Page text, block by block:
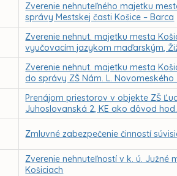
Zverenie nehnuteľného majetku
správy Mestskej časti Košice – Barca
Zverenie nehnut. majetku mesta
vyučovacím jazykom maďarským,
Zverenie nehnut. majetku mesta
do správy ZŠ Nám. L. Novomeského
Prenájom priestorov v objekte ZŠ
Juhoslovanská 2, KE ako dôvod
Zmluvné zabezpečenie činností
Zverenie nehnuteľností v k. ú.
Košiciach